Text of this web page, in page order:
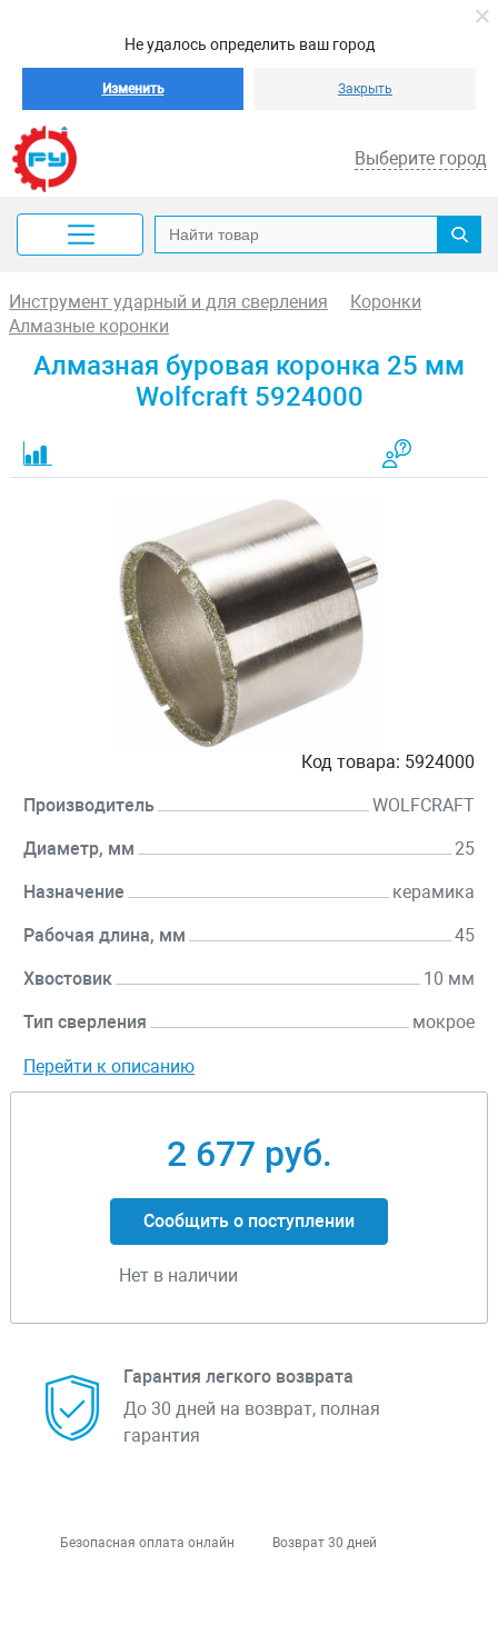
Не удалось определить ваш город
Изменить Закрыть
Выберите город
Инструмент ударный и для сверления
Коронки
Алмазные коронки
Алмазная буровая коронка 25 мм
Wolfcraft 5924000
Код товара: 5924000
Производитель WOLFCRAFT
Диаметр, мм 25
Назначение керамика
Рабочая длина, мм 45
Хвостовик 10 мм
Тип сверления мокрое
Перейти к описанию
2 677 руб.
Сообщить о поступлении
Нет в наличии
Гарантия легкого возврата
До 30 дней на возврат, полная
гарантия
Безопасная оплата онлайн Возврат 30 дней